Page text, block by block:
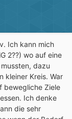
Ich kann mich
2??) wo auf eine
dazu
kleiner Kreis. War
bewegliche Ziele
Ich denke
die sehr